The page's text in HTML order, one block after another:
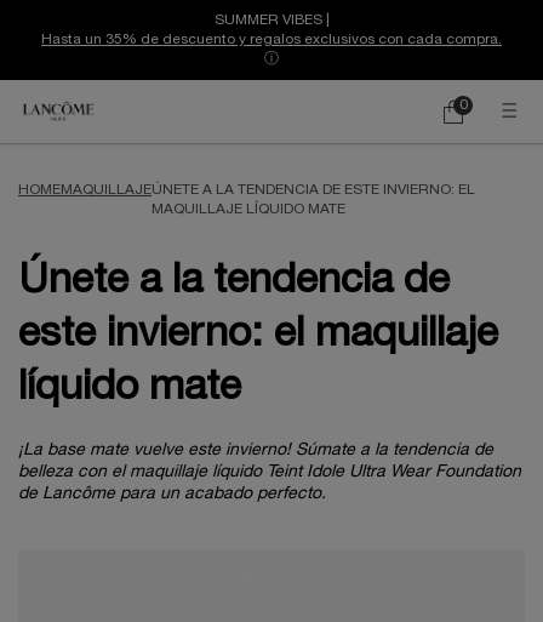
SUMMER VIBES |
Hasta un 35% de descuento y regalos exclusivos con cada compra.
ⓘ
Mi
0
0 producto
HOMEMAQUILLAJEÚNETE A LA TENDENCIA DE ESTE INVIERNO: EL
MAQUILLAJE LÍQUIDO MATE
Únete a la tendencia de
este invierno: el maquillaje
líquido mate
¡La base mate vuelve este invierno! Súmate a la tendencia de
belleza con el maquillaje líquido Teint Idole Ultra Wear Foundation
de Lancôme para un acabado perfecto.